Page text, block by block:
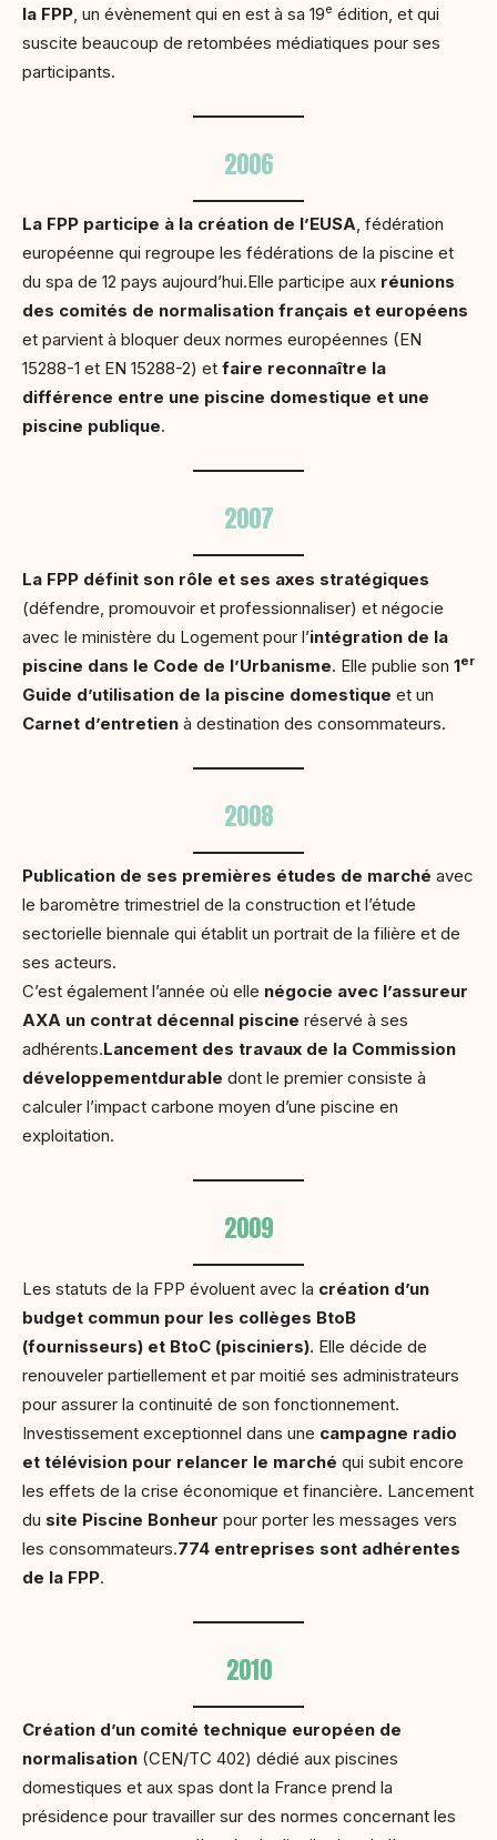
la FPP, un évènement qui en est à sa 19e édition, et qui
suscite beaucoup de retombées médiatiques pour ses
participants.
2006
La FPP participe à la création de l’EUSA, fédération
européenne qui regroupe les fédérations de la piscine et
du spa de 12 pays aujourd’hui.Elle participe aux réunions
des comités de normalisation français et européens
et parvient à bloquer deux normes européennes (EN
15288-1 et EN 15288-2) et faire reconnaître la
différence entre une piscine domestique et une
piscine publique.
2007
La FPP définit son rôle et ses axes stratégiques
(défendre, promouvoir et professionnaliser) et négocie
avec le ministère du Logement pour l’intégration de la
piscine dans le Code de l’Urbanisme. Elle publie son 1er
Guide d’utilisation de la piscine domestique et un
Carnet d’entretien à destination des consommateurs.
2008
Publication de ses premières études de marché avec
le baromètre trimestriel de la construction et l’étude
sectorielle biennale qui établit un portrait de la filière et de
ses acteurs.
C’est également l’année où elle négocie avec l’assureur
AXA un contrat décennal piscine réservé à ses
adhérents.Lancement des travaux de la Commission
développementdurable dont le premier consiste à
calculer l’impact carbone moyen d’une piscine en
exploitation.
2009
Les statuts de la FPP évoluent avec la création d’un
budget commun pour les collèges BtoB
(fournisseurs) et BtoC (pisciniers). Elle décide de
renouveler partiellement et par moitié ses administrateurs
pour assurer la continuité de son fonctionnement.
Investissement exceptionnel dans une campagne radio
et télévision pour relancer le marché qui subit encore
les effets de la crise économique et financière. Lancement
du site Piscine Bonheur pour porter les messages vers
les consommateurs.774 entreprises sont adhérentes
de la FPP.
2010
Création d’un comité technique européen de
normalisation (CEN/TC 402) dédié aux piscines
domestiques et aux spas dont la France prend la
présidence pour travailler sur des normes concernant les